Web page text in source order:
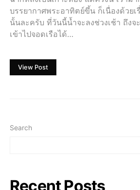
บรรยากาศพระอาทิตย์ขึ้น ก็เนื่องด้วย
นั้นละครับ ที่วันนี้น้ำจะลงช่วงเช้า ถึง
เข้าไปจอดเรือได้…
View Post
Search
Recent Posts